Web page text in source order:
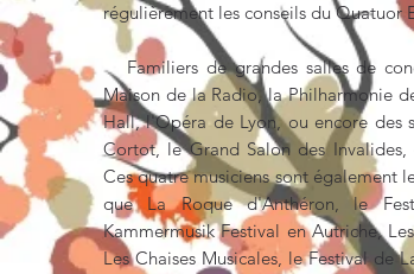
régulièrement les conseils du Quatuor
Familiers de grandes salles de
Maison de la Radio, la Philharmonie
Hall, l'Opéra de Lyon, ou encore des
Cortot, le Grand Salon des
Ces quatre musiciens sont également
que La Roque d'Anthéron, le
Kammermusik Festival en Autriche,
Les Chaises Musicales, le Festival de